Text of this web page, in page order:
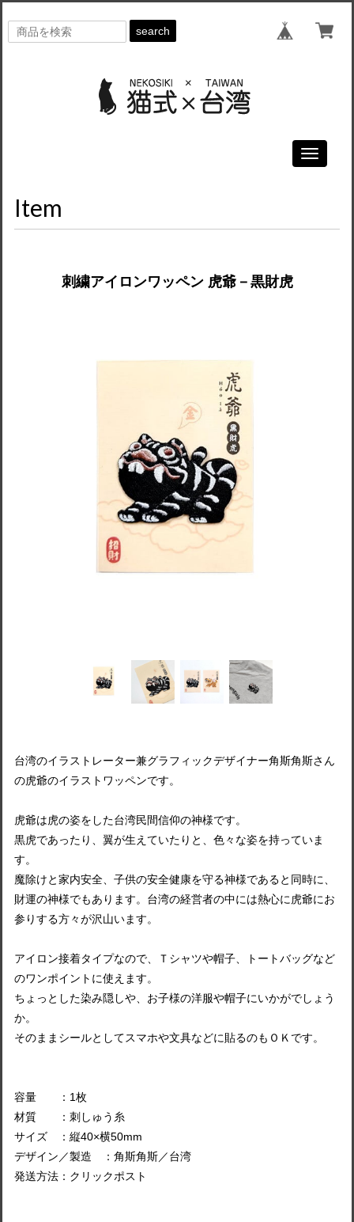
search
Toggle
Item
刺繍アイロンワッペン 虎爺－黒財虎
台湾のイラストレーター兼グラフィックデザイナー角斯角斯さん
の虎爺のイラストワッペンです。
虎爺は虎の姿をした台湾民間信仰の神様です。
黒虎であったり、翼が生えていたりと、色々な姿を持っていま
す。
魔除けと家内安全、子供の安全健康を守る神様であると同時に、
財運の神様でもあります。台湾の経営者の中には熱心に虎爺にお
参りする方々が沢山います。
アイロン接着タイプなので、Ｔシャツや帽子、トートバッグなど
のワンポイントに使えます。
ちょっとした染み隠しや、お子様の洋服や帽子にいかがでしょう
か。
そのままシールとしてスマホや文具などに貼るのもＯＫです。
容量 ：1枚
材質 ：刺しゅう糸
サイズ ：縦40×横50mm
デザイン／製造 ：角斯角斯／台湾
発送方法：クリックポスト